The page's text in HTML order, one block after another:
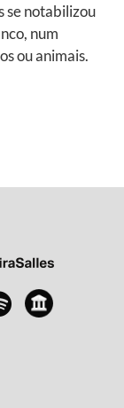
se notabilizou
num
ou animais.